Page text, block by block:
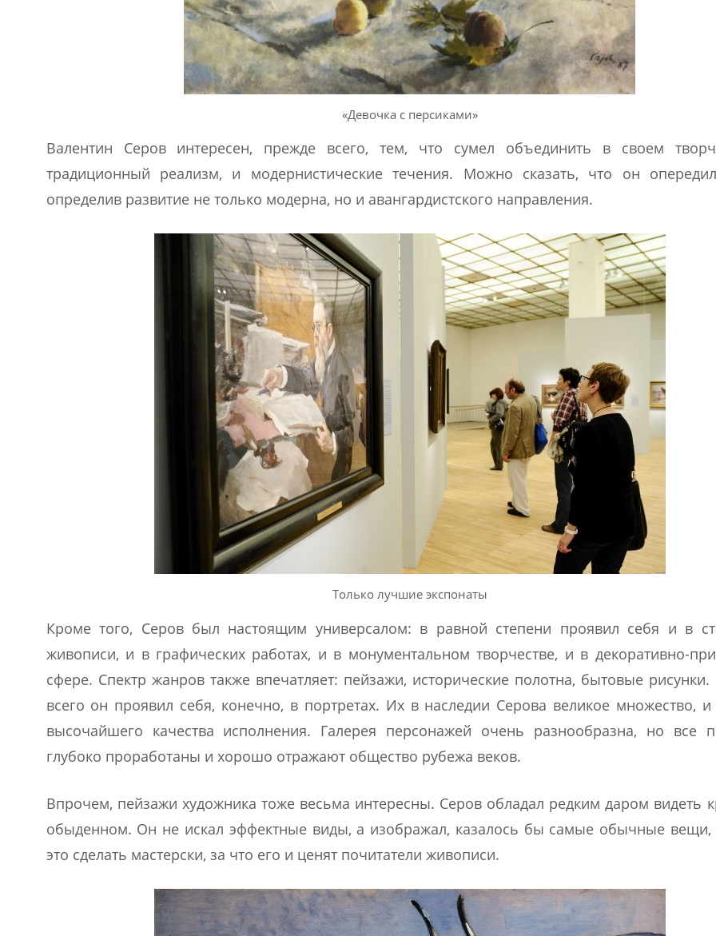
«Девочка с персиками»
Валентин Серов интересен, прежде всего, тем, что сумел объединить в своем
традиционный реализм, и модернистические течения. Можно сказать, что он
определив развитие не только модерна, но и авангардистского направления.
Только лучшие экспонаты
Кроме того, Серов был настоящим универсалом: в равной степени проявил себя и в
живописи, и в графических работах, и в монументальном творчестве, и в декоративно-
сфере. Спектр жанров также впечатляет: пейзажи, исторические полотна, бытовые
всего он проявил себя, конечно, в портретах. Их в наследии Серова великое множество,
высочайшего качества исполнения. Галерея персонажей очень разнообразна, но все
глубоко проработаны и хорошо отражают общество рубежа веков.
Впрочем, пейзажи художника тоже весьма интересны. Серов обладал редким даром видеть
обыденном. Он не искал эффектные виды, а изображал, казалось бы самые обычные вещи,
это сделать мастерски, за что его и ценят почитатели живописи.